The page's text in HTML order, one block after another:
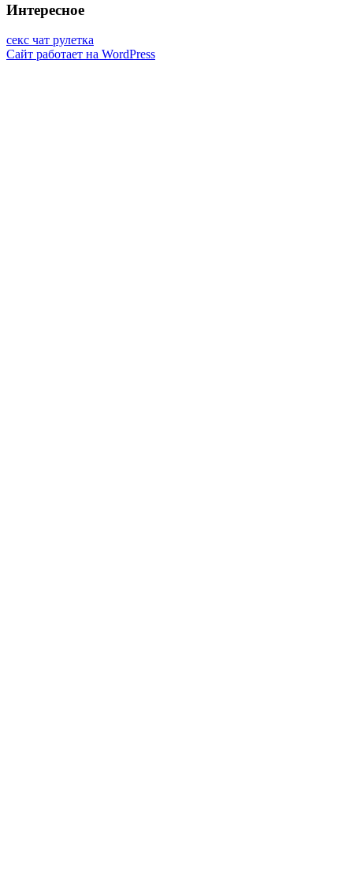
Интересное
секс чат рулетка
Сайт работает на WordPress